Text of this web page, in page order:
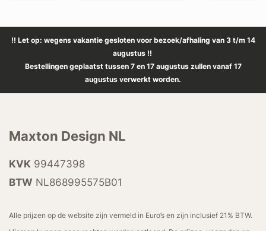
!! Let op: wegens vakantie gesloten voor bezoek/afhaling van 3 t/m 14
augustus !!
Bestellingen geplaatst tussen 7 en 17 augustus zullen vanaf 17
augustus verwerkt worden.
Maxton Design NL
KVK 99447398
BTW NL868995575B01
Alle prijzen op de website zijn vermeld in Euro’s en zijn inclusief 21% BTW.